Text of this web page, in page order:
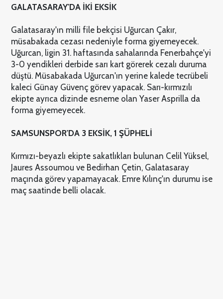
GALATASARAY'DA İKİ EKSİK
Galatasaray'ın milli file bekçisi Uğurcan Çakır,
müsabakada cezası nedeniyle forma giyemeyecek.
Uğurcan, ligin 31. haftasında sahalarında Fenerbahçe'yi
3-0 yendikleri derbide sarı kart görerek cezalı duruma
düştü. Müsabakada Uğurcan'ın yerine kalede tecrübeli
kaleci Günay Güvenç görev yapacak. Sarı-kırmızılı
ekipte ayrıca dizinde esneme olan Yaser Asprilla da
forma giyemeyecek.
SAMSUNSPOR'DA 3 EKSİK, 1 ŞÜPHELİ
Kırmızı-beyazlı ekipte sakatlıkları bulunan Celil Yüksel,
Jaures Assoumou ve Bedirhan Çetin, Galatasaray
maçında görev yapamayacak. Emre Kılınç'ın durumu ise
maç saatinde belli olacak.